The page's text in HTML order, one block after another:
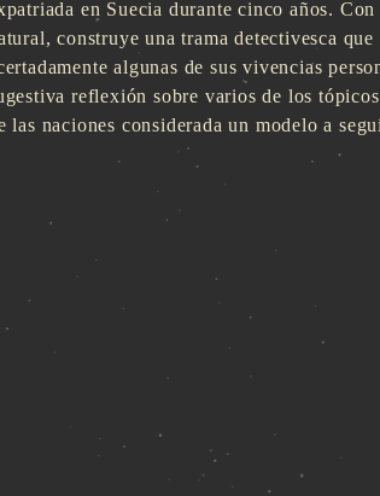
en Suecia durante cinco años.
construye una trama detectivesca que
algunas de sus vivencias
reflexión sobre varios de los
las naciones considerada un modelo a